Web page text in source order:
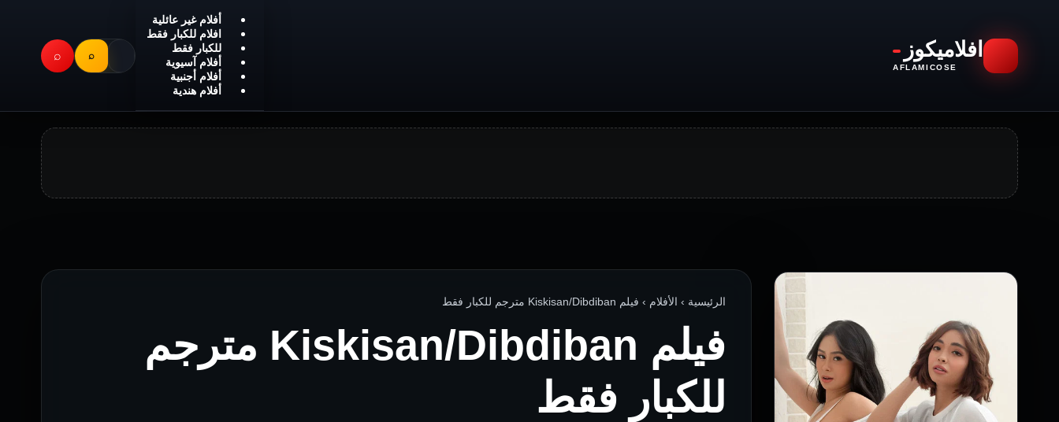
افلاميكوز
AFLAMICOSE
أفلام غير عائلية
افلام للكبار فقط
للكبار فقط
أفلام آسيوية
أفلام أجنبية
أفلام هندية
⌕
⌕
الرئيسية › الأفلام › فيلم Kiskisan/Dibdiban مترجم للكبار فقط
فيلم Kiskisan/Dibdiban مترجم
للكبار فقط